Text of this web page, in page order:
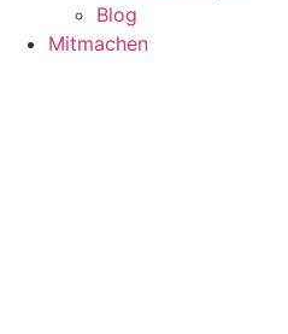
Blog
Mitmachen